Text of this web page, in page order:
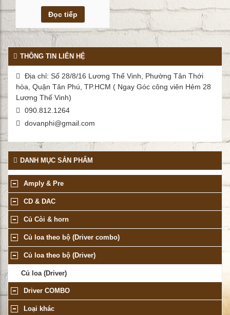
Xem chi tiết
Đọc tiếp
THÔNG TIN LIÊN HỆ
Địa chỉ: Số 28/8/16 Lương Thế Vinh, Phường Tân Thới
hòa, Quận Tân Phú, TP.HCM ( Ngay Góc công viên Hẻm 28
Lương Thế Vinh)
090.812.1264
dovanphi@gmail.com
DANH MỤC SẢN PHẨM
Amply & Pre
CD & DAC
Củ Còi & horn
Củ loa theo bộ (Driver combo)
Củ loa theo bộ (Driver)
Củ loa (Driver)
Driver COMBO
Loại khác